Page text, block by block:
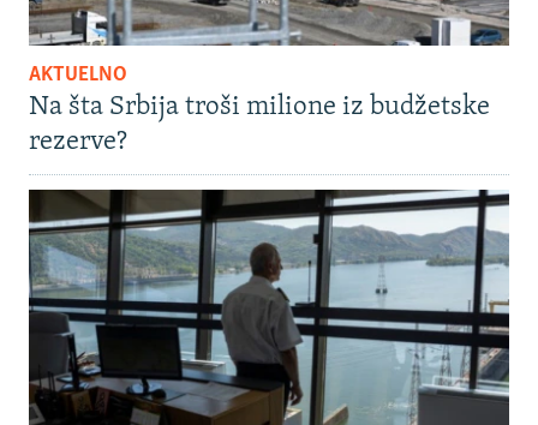
AKTUELNO
Na šta Srbija troši milione iz budžetske
rezerve?